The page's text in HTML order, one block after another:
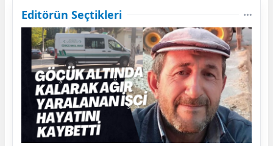
Editörün Seçtikleri